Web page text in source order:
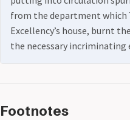
from the department which
Excellency’s house, burnt
the necessary incriminating
Footnotes